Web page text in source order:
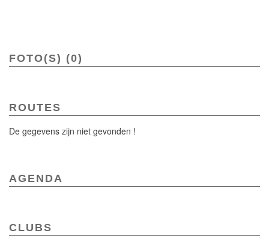
FOTO(S) (0)
ROUTES
De gegevens zijn niet gevonden !
AGENDA
CLUBS